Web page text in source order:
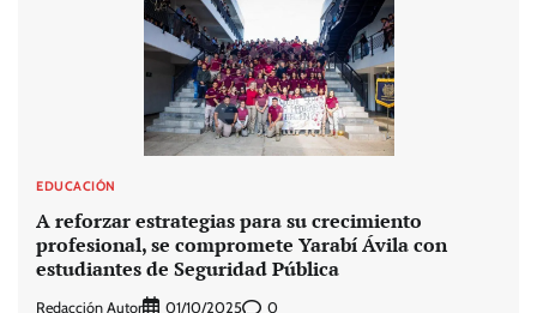
EDUCACIÓN
A reforzar estrategias para su crecimiento
profesional, se compromete Yarabí Ávila con
estudiantes de Seguridad Pública
Redacción Autor 01/10/2025 0